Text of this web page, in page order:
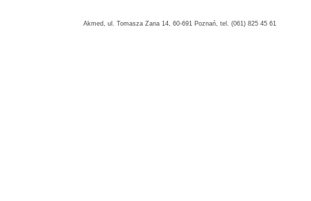
Akmed, ul. Tomasza Zana 14, 60-691 Poznań, tel. (061) 825 45 61